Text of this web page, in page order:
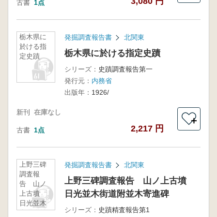
古書 1点
栃木県に
於ける指
定史蹟
発掘調査報告書 北関東
栃木県に於ける指定史蹟
シリーズ： 史蹟調査報告第一
発行元： 内務省
出版年： 1926/
新刊 在庫なし
古書 1点 2,217 円
＋
上野三碑
調査報
告 山ノ
上古墳
日光並木
街道附並
発掘調査報告書 北関東
上野三碑調査報告 山ノ上古墳
日光並木街道附並木寄進碑
シリーズ： 史蹟精査報告第1